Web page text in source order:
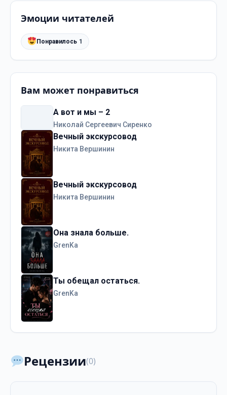
Эмоции читателей
Понравилось 1
Вам может понравиться
А вот и мы – 2
Николай Сергеевич Сиренко
Вечный экскурсовод
Никита Вершинин
Вечный экскурсовод
Никита Вершинин
Она знала больше.
GrenKa
Ты обещал остаться.
GrenKa
Рецензии(0)